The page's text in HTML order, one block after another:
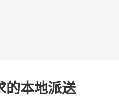
的本地派送